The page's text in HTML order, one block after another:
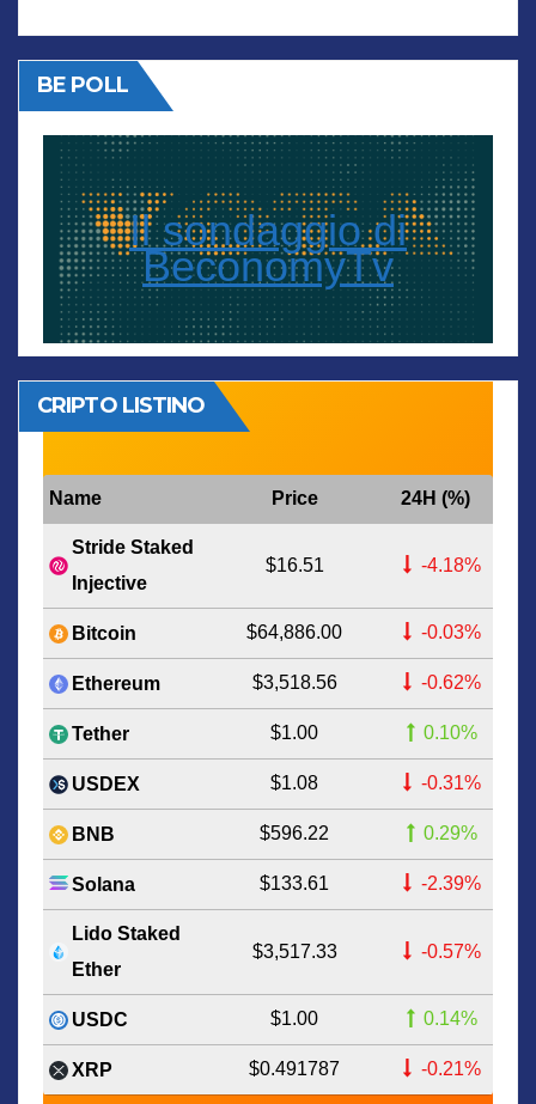
BE POLL
Il sondaggio di
BeconomyTv
CRIPTO LISTINO
Name Price 24H (%)
Stride Staked
Injective
$16.51 -4.18%
Bitcoin $64,886.00 -0.03%
Ethereum $3,518.56 -0.62%
Tether $1.00 0.10%
USDEX $1.08 -0.31%
BNB $596.22 0.29%
Solana $133.61 -2.39%
Lido Staked
Ether
$3,517.33 -0.57%
USDC $1.00 0.14%
XRP $0.491787 -0.21%